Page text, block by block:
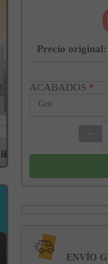
Precio original:
ACABADOS *
Gris
−
ENVÍO